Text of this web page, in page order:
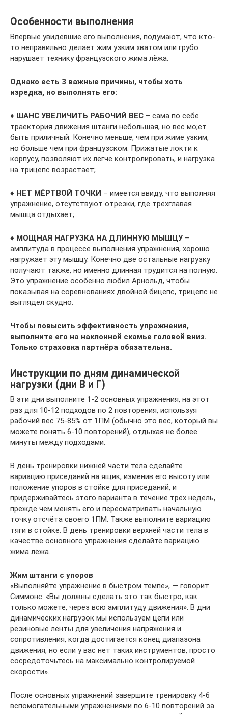
Особенности выполнения
Впервые увидевшие его выполнения, подумают, что кто-
то неправильно делает жим узким хватом или грубо
нарушает технику французского жима лёжа.
Однако есть 3 важные причины, чтобы хоть
изредка, но выполнять его:
♦ ШАНС УВЕЛИЧИТЬ РАБОЧИЙ ВЕС – сама по себе
траектория движения штанги небольшая, но вес мо;ет
быть приличный. Конечно меньше, чем при жиме узким,
но больше чем при французском. Прижатые локти к
корпусу, позволяют их легче контролировать, и нагрузка
на трицепс возрастает;
♦ НЕТ МЁРТВОЙ ТОЧКИ – имеется ввиду, что выполняя
упражнение, отсутствуют отрезки, где трёхглавая
мышца отдыхает;
♦ МОЩНАЯ НАГРУЗКА НА ДЛИННУЮ МЫШЦУ–
амплитуда в процессе выполнения упражнения, хорошо
нагружает эту мышцу. Конечно две остальные нагрузку
получают также, но именно длинная трудится на полную.
Это упражнение особенно любил Арнольд, чтобы
показывая на соревнованиях двойной бицепс, трицепс не
выглядел скудно.
Чтобы повысить эффективность упражнения,
выполните его на наклонной скамье головой вниз.
Только страховка партнёра обязательна.
Инструкции по дням динамической
нагрузки (дни В и Г)
В эти дни выполните 1-2 основных упражнения, на этот
раз для 10-12 подходов по 2 повторения, используя
рабочий вес 75-85% от 1ПМ (обычно это вес, который вы
можете понять 6-10 повторений), отдыхая не более
минуты между подходами.
В день тренировки нижней части тела сделайте
вариацию приседаний на ящик, изменив его высоту или
положение упоров в стойке для приседаний, и
придерживайтесь этого варианта в течение трёх недель,
прежде чем менять его и пересматривать начальную
точку отсчёта своего 1ПМ. Также выполните вариацию
тяги в стойке. В день тренировки верхней части тела в
качестве основного упражнения сделайте вариацию
жима лёжа.
Жим штанги с упоров
«Выполняйте упражнение в быстром темпе», — говорит
Симмонс. «Вы должны сделать это так быстро, как
только можете, через всю амплитуду движения». В дни
динамических нагрузок мы используем цепи или
резиновые ленты для увеличения напряжения и
сопротивления, когда достигается конец диапазона
движения, но если у вас нет таких инструментов, просто
сосредоточьтесь на максимально контролируемой
скорости».
После основных упражнений завершите тренировку 4-6
вспомогательными упражнениями по 6-10 повторений за